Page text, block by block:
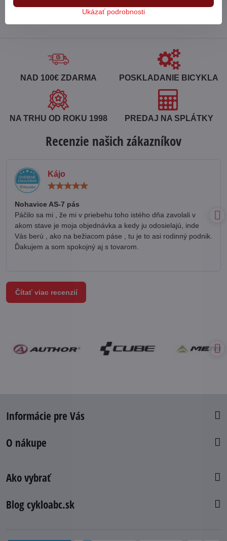
www​.bicykle-shop​.sk
NAD 100€ ZDARMA POSKLADANIE BICYKLA
NA TRHU OD ROKU 1998 PREDAJ NA SPLÁTKY
Recenzie našich zákazníkov
Kájo
Nohavice AS-7 pás
Páčilo sa mi , že mi v priebehu toho istého dňa zavolali v
akom stave je moja objednávka a kedy ju odosielajú, inde
Vás berú , ako na bežiacom páse , tu je to asi rodinný podnik.
Ďakujem a som spokojný aj s tovarom.
Čítať viac recenzií
Informácie pre Vás
O nákupe
Ako vybrať
Blog cykloabc.sk
Ukázať podrobnosti